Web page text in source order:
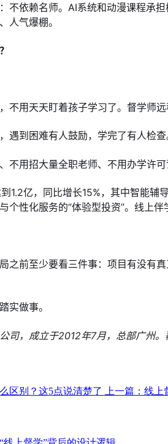
不依赖名师。AI系统和动漫课程承
人气爆棚。
不用天天盯着孩子学习了。督学师
遇到困难有人鼓励，学完了有人检
不用招大量全职老师、不用办学许
1.2亿，同比增长15%，其中智能
个性化服务的“体验型投资”。线上伴
之前至少要看三件事：项目有没有
实做事。
司，成立于2012年7月，总部广州
区别？这5点说清楚了 上一篇：线